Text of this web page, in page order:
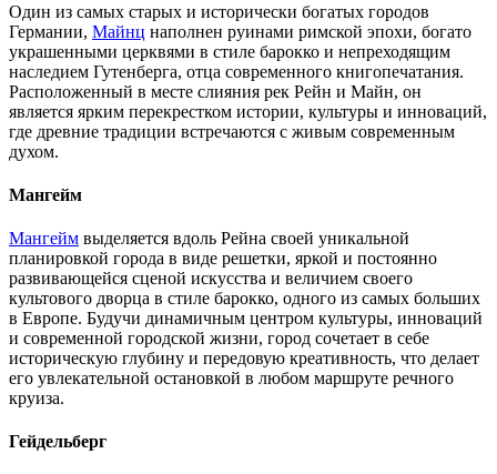
Один из самых старых и исторически богатых городов
Германии, Майнц наполнен руинами римской эпохи, богато
украшенными церквями в стиле барокко и непреходящим
наследием Гутенберга, отца современного книгопечатания.
Расположенный в месте слияния рек Рейн и Майн, он
является ярким перекрестком истории, культуры и инноваций,
где древние традиции встречаются с живым современным
духом.
Мангейм
Мангейм выделяется вдоль Рейна своей уникальной
планировкой города в виде решетки, яркой и постоянно
развивающейся сценой искусства и величием своего
культового дворца в стиле барокко, одного из самых больших
в Европе. Будучи динамичным центром культуры, инноваций
и современной городской жизни, город сочетает в себе
историческую глубину и передовую креативность, что делает
его увлекательной остановкой в любом маршруте речного
круиза.
Гейдельберг